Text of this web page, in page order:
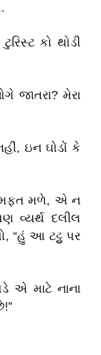
કો થોડી
જાતરા? મેરા
ઇન ઘોડોં કે
મફત મળે, એ ન
વ્યર્થ દલીલ
“હું આ ટટ્ટુ પર
એ માટે નાના